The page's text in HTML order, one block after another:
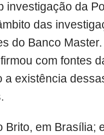
investigação da
das
do Banco Master.
com fontes
a existência
Brito, em Brasília;